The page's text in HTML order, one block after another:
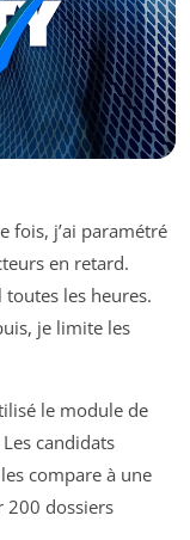
fois, j’ai paramétré
en retard.
les heures.
je limite les
le module de
Les candidats
compare à une
200 dossiers